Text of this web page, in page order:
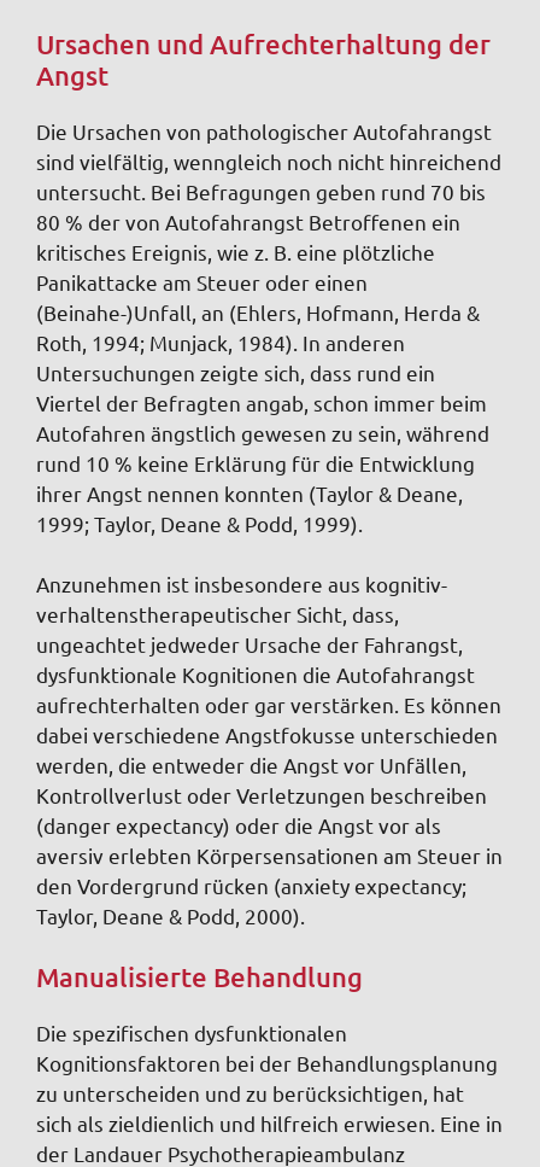
Ursachen und Aufrechterhaltung der
Angst
Die Ursachen von pathologischer Autofahrangst
sind vielfältig, wenngleich noch nicht hinreichend
untersucht. Bei Befragungen geben rund 70 bis
80 % der von Autofahrangst Betroffenen ein
kritisches Ereignis, wie z. B. eine plötzliche
Panikattacke am Steuer oder einen
(Beinahe-)Unfall, an (Ehlers, Hofmann, Herda &
Roth, 1994; Munjack, 1984). In anderen
Untersuchungen zeigte sich, dass rund ein
Viertel der Befragten angab, schon immer beim
Autofahren ängstlich gewesen zu sein, während
rund 10 % keine Erklärung für die Entwicklung
ihrer Angst nennen konnten (Taylor & Deane,
1999; Taylor, Deane & Podd, 1999).
Anzunehmen ist insbesondere aus kognitiv-
verhaltenstherapeutischer Sicht, dass,
ungeachtet jedweder Ursache der Fahrangst,
dysfunktionale Kognitionen die Autofahrangst
aufrechterhalten oder gar verstärken. Es können
dabei verschiedene Angstfokusse unterschieden
werden, die entweder die Angst vor Unfällen,
Kontrollverlust oder Verletzungen beschreiben
(danger expectancy) oder die Angst vor als
aversiv erlebten Körpersensationen am Steuer in
den Vordergrund rücken (anxiety expectancy;
Taylor, Deane & Podd, 2000).
Manualisierte Behandlung
Die spezifischen dysfunktionalen
Kognitionsfaktoren bei der Behandlungsplanung
zu unterscheiden und zu berücksichtigen, hat
sich als zieldienlich und hilfreich erwiesen. Eine in
der Landauer Psychotherapieambulanz